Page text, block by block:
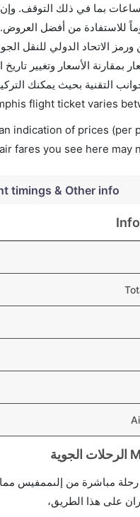
بما في ذلك التوقف. وإن
إلى هو 720. قم بحجز تذاكرك قبل 90 يوماً
التقنية بحيث يمكنك
flight ticket varies
indication of prices (per
fares you see here may
timings & Other info